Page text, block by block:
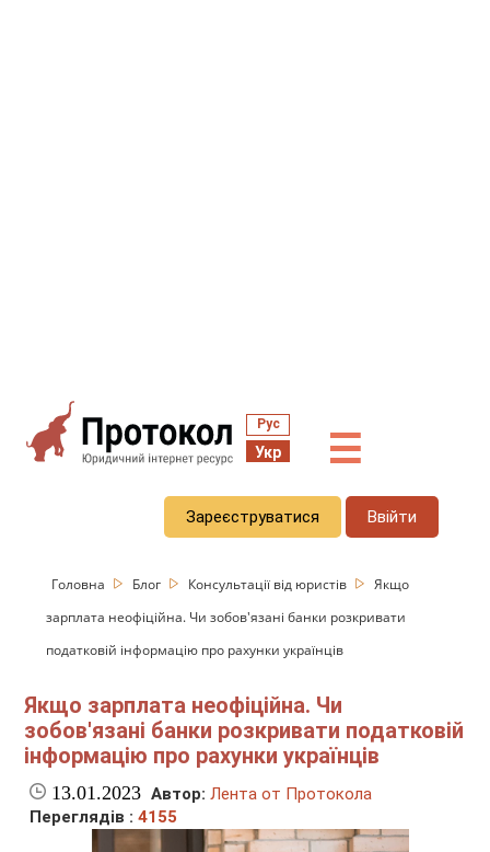
Рус
Укр ☰
Зареєструватися Ввійти
Головна Блог Консультації від юристів
Якщо
зарплата неофіційна. Чи зобов'язані банки розкривати
податковій інформацію про рахунки українців
Якщо зарплата неофіційна. Чи
зобов'язані банки розкривати податковій
інформацію про рахунки українців
13.01.2023 Автор: Лента от Протокола
Переглядів :4155